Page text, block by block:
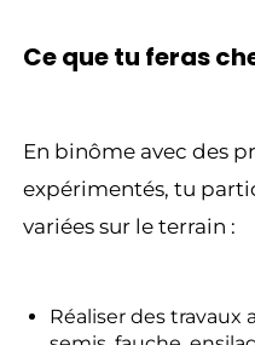
Ce que tu feras
En binôme avec des
expérimentés, tu
variées sur le terrain :
Réaliser des travaux